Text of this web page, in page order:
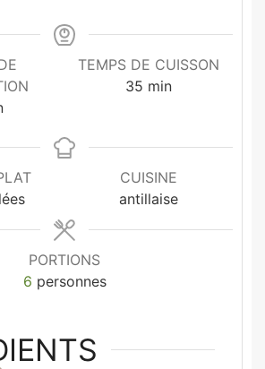
TEMPS DE CUISSON
35 min
CUISINE
antillaise
PORTIONS
6 personnes